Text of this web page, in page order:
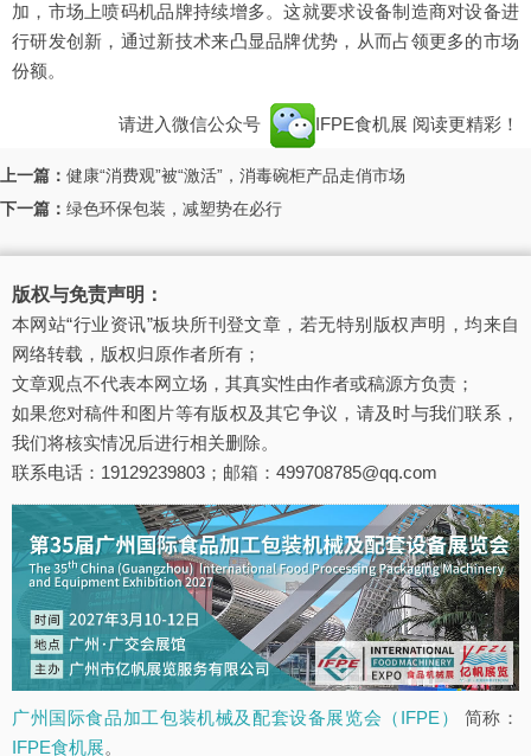
加，市场上喷码机品牌持续增多。这就要求设备制造商对设备进
行研发创新，通过新技术来凸显品牌优势，从而占领更多的市场
份额。
请进入微信公众号 IFPE食机展 阅读更精彩！
上一篇： 健康“消费观”被“激活”，消毒碗柜产品走俏市场
下一篇： 绿色环保包装，减塑势在必行
版权与免责声明：
本网站“行业资讯”板块所刊登文章，若无特别版权声明，均来自
网络转载，版权归原作者所有；
文章观点不代表本网立场，其真实性由作者或稿源方负责；
如果您对稿件和图片等有版权及其它争议，请及时与我们联系，
我们将核实情况后进行相关删除。
联系电话：19129239803；邮箱：499708785@qq.com
广州国际食品加工包装机械及配套设备展览会（IFPE）
简称：
IFPE食机展。